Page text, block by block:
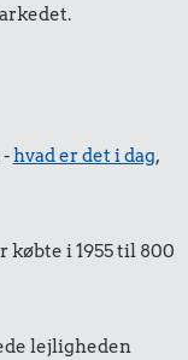
i dag
hvad er det i dag,
købte i 1955 til 800
lejligheden